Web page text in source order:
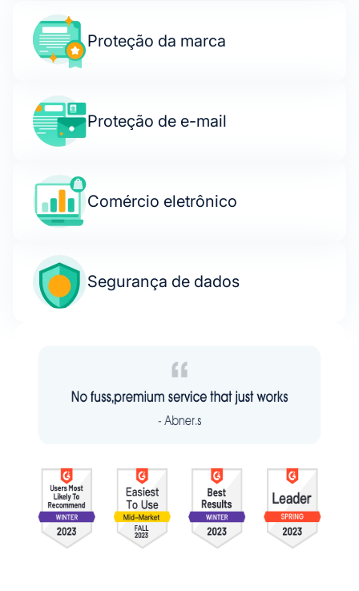
Proteção da marca
Proteção de e-mail
Comércio eletrônico
Segurança de dados